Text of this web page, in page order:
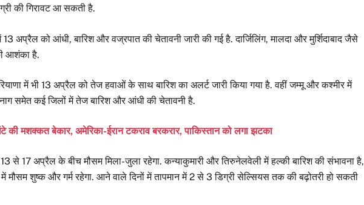
की गिरावट आ सकती है.
13 अप्रैल को आंधी, बारिश और वज्रपात की चेतावनी जारी की गई है. दार्जिलिंग, मालदा और मुर्शिदाबाद जैसे
आशंका है.
में भी 13 अप्रैल को तेज हवाओं के साथ बारिश का अलर्ट जारी किया गया है. वहीं जम्मू और कश्मीर में
समेत कई जिलों में तेज बारिश और आंधी की चेतावनी है.
की मशक्कत बेकार, अमेरिका-ईरान टकराव बरकरार, पाकिस्तान को लगा झटका
से 17 अप्रैल के बीच मौसम मिला-जुला रहेगा. कन्याकुमारी और तिरुनेलवेली में हल्की बारिश की संभावना है,
मौसम शुष्क और गर्म रहेगा. आने वाले दिनों में तापमान में 2 से 3 डिग्री सेल्सियस तक की बढ़ोतरी हो सकती